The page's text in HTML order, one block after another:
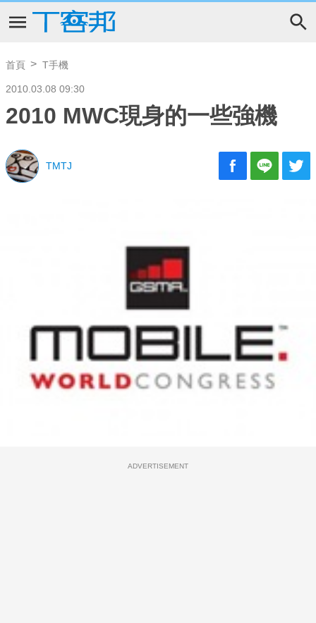
首頁 T手機
2010.03.08 09:30
2010 MWC現身的一些強機
TMTJ
ADVERTISEMENT